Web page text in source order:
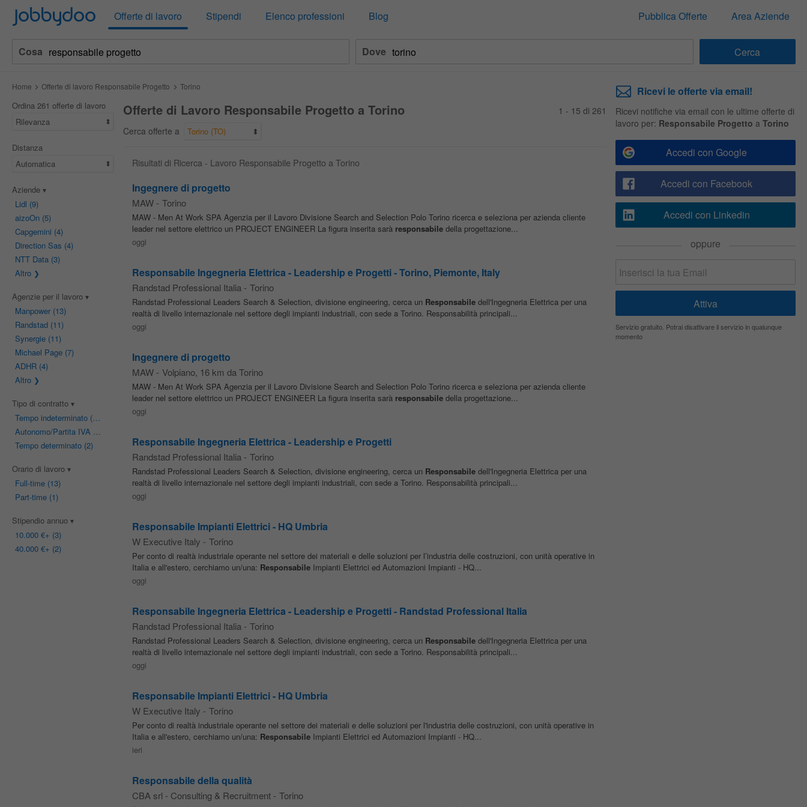
Jobbydoo Offerte di lavoro Stipendi Elenco professioni Blog Pubblica Offerte Area Aziende
Cosa Dove
Home Offerte di lavoro Responsabile Progetto Torino
Ordina 261 offerte di lavoro
Rilevanza
Distanza
Automatica
Aziende
Lidl (9)
aizoOn(5)
Capgemini (4)
Direction Sas (4)
NTT Data(3)
Altro
Agenzie per il lavoro
Manpower(13)
Randstad(11)
Synergie(11)
Michael Page(7)
ADHR(4)
Altro
Tipo di contratto
Tempo indeterminato(21)
Autonomo/Partita IVA(3)
Tempo determinato(2)
Orario di lavoro
Full-time(13)
Part-time(1)
Stipendio annuo
10.000 €+ (3)
40.000 €+ (2)
Offerte di Lavoro Responsabile Progetto a Torino
Cerca offerte a Torino (TO)
1 - 15 di 261
Risultati di Ricerca - Lavoro Responsabile Progetto a Torino
Ingegnere di progetto
MAW - Torino
MAW - Men At Work SPA Agenzia per il Lavoro Divisione Search and Selection Polo Torino ricerca e seleziona per azienda cliente
leader nel settore elettrico un PROJECT ENGINEER La figura inserita sarà responsabiledella progettazione...
oggi
Responsabile Ingegneria Elettrica - Leadership e Progetti - Torino, Piemonte, Italy
Randstad Professional Italia - Torino
Randstad Professional Leaders Search & Selection, divisione engineering, cerca un Responsabiledell'Ingegneria Elettrica per una
realtà di livello internazionale nel settore degli impianti industriali, con sede a Torino. Responsabilità principali...
oggi
Ingegnere di progetto
MAW - Volpiano, 16 km da Torino
MAW - Men At Work SPA Agenzia per il Lavoro Divisione Search and Selection Polo Torino ricerca e seleziona per azienda cliente
leader nel settore elettrico un PROJECT ENGINEER La figura inserita sarà responsabiledella progettazione...
oggi
Responsabile Ingegneria Elettrica - Leadership e Progetti
Randstad Professional Italia - Torino
Randstad Professional Leaders Search & Selection, divisione engineering, cerca un Responsabiledell'Ingegneria Elettrica per una
realtà di livello internazionale nel settore degli impianti industriali, con sede a Torino. Responsabilità principali...
oggi
Responsabile Impianti Elettrici - HQ Umbria
W Executive Italy - Torino
Per conto di realtà industriale operante nel settore dei materiali e delle soluzioni per l’industria delle costruzioni, con unità operative in
Italia e all'estero, cerchiamo un/una: ResponsabileImpianti Elettrici ed Automazioni Impianti - HQ...
oggi
Responsabile Ingegneria Elettrica - Leadership e Progetti - Randstad Professional Italia
Randstad Professional Italia - Torino
Randstad Professional Leaders Search & Selection, divisione engineering, cerca un Responsabiledell'Ingegneria Elettrica per una
realtà di livello internazionale nel settore degli impianti industriali, con sede a Torino. Responsabilità principali...
oggi
Responsabile Impianti Elettrici - HQ Umbria
W Executive Italy - Torino
Per conto di realtà industriale operante nel settore dei materiali e delle soluzioni per l'industria delle costruzioni, con unità operative in
Italia e all'estero, cerchiamo un/una: ResponsabileImpianti Elettrici ed Automazioni Impianti - HQ...
ieri
Responsabile della qualità
CBA srl - Consulting & Recruitment - Torino
Ricevi le offerte via email!
Ricevi notifiche via email con le ultime offerte di
lavoro per: Responsabile Progetto a Torino
Accedi con Google
Accedi con Facebook
Accedi con Linkedin
oppure
Servizio gratuito. Potrai disattivare il servizio in qualunque
momento